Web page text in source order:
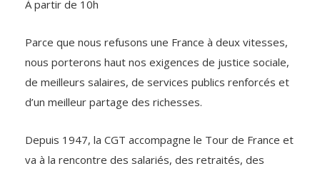
À partir de 10h
Parce que nous refusons une France à deux vitesses,
nous porterons haut nos exigences de justice sociale,
de meilleurs salaires, de services publics renforcés et
d’un meilleur partage des richesses.
Depuis 1947, la CGT accompagne le Tour de France et
va à la rencontre des salariés, des retraités, des